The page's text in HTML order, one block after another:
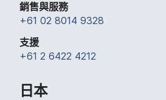
銷售​與​服務
+61 02 8014 9328
支援
+61 2 6422 4212
日本